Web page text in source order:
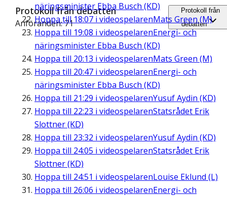
näringsminister Ebba Busch (KD)
Hoppa till 18:07 i videospelarenMats Green (M)
Hoppa till 19:08 i videospelarenEnergi- och
näringsminister Ebba Busch (KD)
Hoppa till 20:13 i videospelarenMats Green (M)
Hoppa till 20:47 i videospelarenEnergi- och
näringsminister Ebba Busch (KD)
Hoppa till 21:29 i videospelarenYusuf Aydin (KD)
Hoppa till 22:23 i videospelarenStatsrådet Erik
Slottner (KD)
Hoppa till 23:32 i videospelarenYusuf Aydin (KD)
Hoppa till 24:05 i videospelarenStatsrådet Erik
Slottner (KD)
Hoppa till 24:51 i videospelarenLouise Eklund (L)
Hoppa till 26:06 i videospelarenEnergi- och
Protokoll från debatten
Anföranden: 71
Protokoll från
debatten